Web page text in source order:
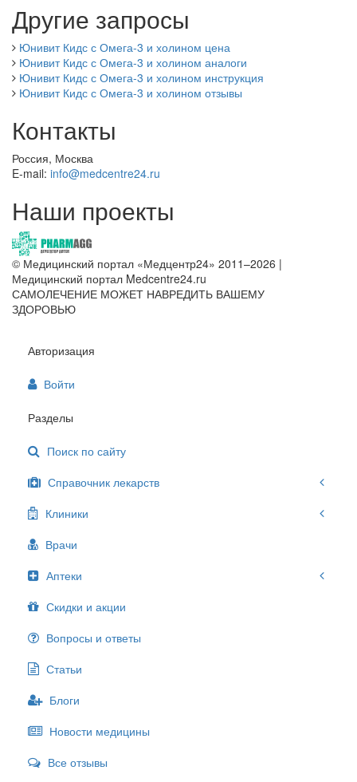
Другие запросы
Юнивит Кидс с Омега-3 и холином цена
Юнивит Кидс с Омега-3 и холином аналоги
Юнивит Кидс с Омега-3 и холином инструкция
Юнивит Кидс с Омега-3 и холином отзывы
Контакты
Россия, Москва
E-mail: info@medcentre24.ru
Наши проекты
© Медицинский портал «Медцентр24» 2011–2026 |
Медицинский портал Medcentre24.ru
САМОЛЕЧЕНИЕ МОЖЕТ НАВРЕДИТЬ ВАШЕМУ
ЗДОРОВЬЮ
Авторизация
Войти
Разделы
Поиск по сайту
Справочник лекарств
Клиники
Врачи
Аптеки
Скидки и акции
Вопросы и ответы
Статьи
Блоги
Новости медицины
Все отзывы